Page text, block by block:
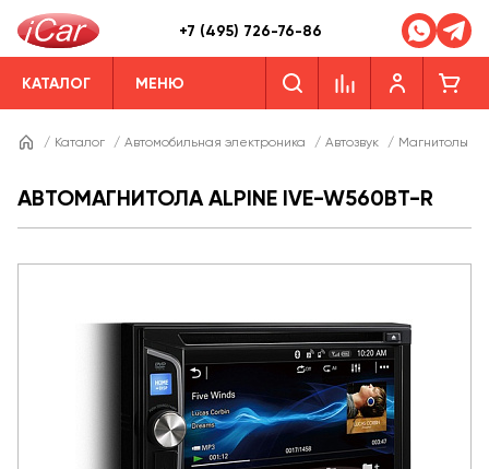
+7 (495) 726-76-86
КАТАЛОГ МЕНЮ
/ Каталог / Автомобильная электроника / Автозвук / Магнитолы
АВТОМАГНИТОЛА ALPINE IVE-W560BT-R